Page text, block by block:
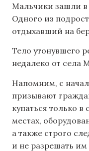
Мальчики зашли в
Одного из
отдыхавший на
Тело утонувшего
недалеко от села
Напомним, с
призывают
купаться только
местах,
а также строго
и не разрешать им